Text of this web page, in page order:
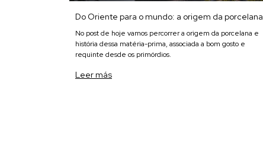
Do Oriente para o mundo: a origem da porcelana
No post de hoje vamos percorrer a origem da porcelana e
história dessa matéria-prima, associada a bom gosto e
requinte desde os primórdios.
Leer más